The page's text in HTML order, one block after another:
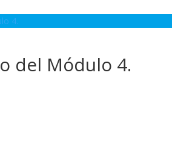
4.
del Módulo 4.